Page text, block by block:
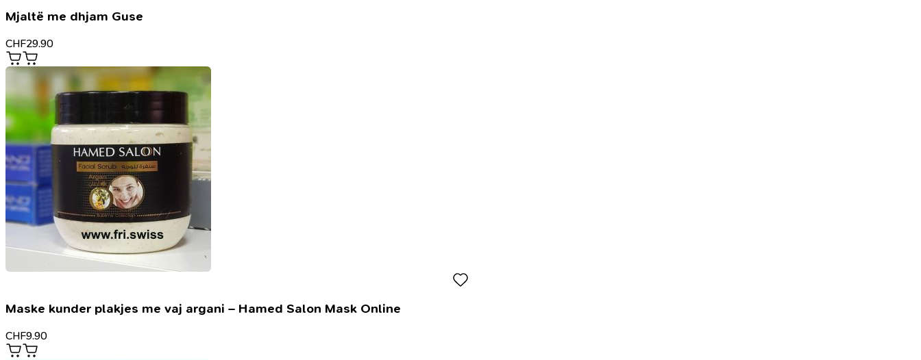
Mjaltë me dhjam Guse
CHF29.90
Maske kunder plakjes me vaj argani – Hamed Salon Mask Online
CHF9.90